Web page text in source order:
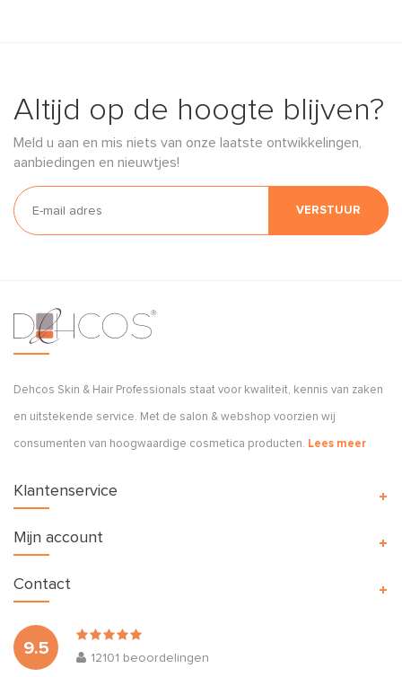
Altijd op de hoogte blijven?
Meld u aan en mis niets van onze laatste ontwikkelingen,
aanbiedingen en nieuwtjes!
VERSTUUR
Dehcos Skin & Hair Professionals staat voor kwaliteit, kennis van zaken
en uitstekende service. Met de salon & webshop voorzien wij
consumenten van hoogwaardige cosmetica producten. Lees meer
Klantenservice
Mijn account
9.5
12101 beoordelingen
Contact